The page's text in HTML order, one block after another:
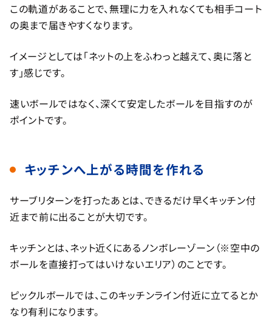
この軌道があることで、無理に力を入れなくても相手コート
の奥まで届きやすくなります。
イメージとしては「ネットの上をふわっと越えて、奥に落と
す」感じです。
速いボールではなく、深くて安定したボールを目指すのが
ポイントです。
キッチンへ上がる時間を作れる
サーブリターンを打ったあとは、できるだけ早くキッチン付
近まで前に出ることが大切です。
キッチンとは、ネット近くにあるノンボレーゾーン（※空中の
ボールを直接打ってはいけないエリア）のことです。
ピックルボールでは、このキッチンライン付近に立てるとか
なり有利になります。